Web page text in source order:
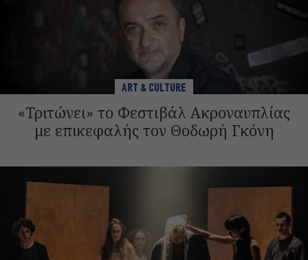
ART & CULTURE
«Τριτώνει» το Φεστιβάλ Ακροναυπλίας
με επικεφαλής τον Θοδωρή Γκόνη